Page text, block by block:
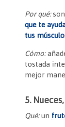
Por qué:
que te
tus
Cómo:
tostada
mejor
5.
Qué:un